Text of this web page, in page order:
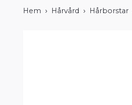
Hem Hårvård Hårborstar